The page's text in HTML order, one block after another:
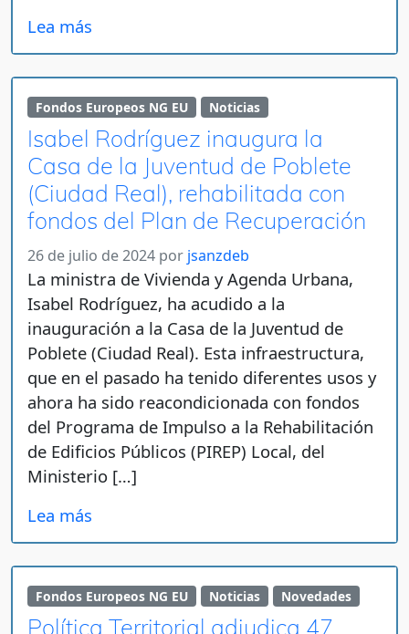
Lea más
Fondos Europeos NG EU Noticias
Isabel Rodríguez inaugura la
Casa de la Juventud de Poblete
(Ciudad Real), rehabilitada con
fondos del Plan de Recuperación
26 de julio de 2024 por jsanzdeb
La ministra de Vivienda y Agenda Urbana,
Isabel Rodríguez, ha acudido a la
inauguración a la Casa de la Juventud de
Poblete (Ciudad Real). Esta infraestructura,
que en el pasado ha tenido diferentes usos y
ahora ha sido reacondicionada con fondos
del Programa de Impulso a la Rehabilitación
de Edificios Públicos (PIREP) Local, del
Ministerio […]
Lea más
Fondos Europeos NG EU Noticias Novedades
Política Territorial adjudica 47